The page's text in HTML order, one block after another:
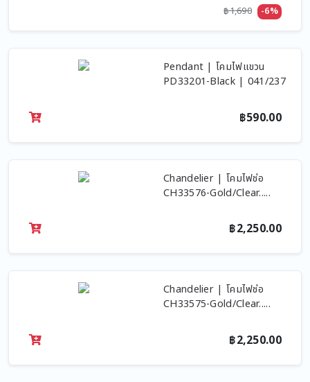
฿1,690 -6%
Pendant | โคมไฟแขวน
PD33201-Black | 041/237
฿590.00
Chandelier | โคมไฟช่อ
CH33576-Gold/Clear.....
฿2,250.00
Chandelier | โคมไฟช่อ
CH33575-Gold/Clear.....
฿2,250.00